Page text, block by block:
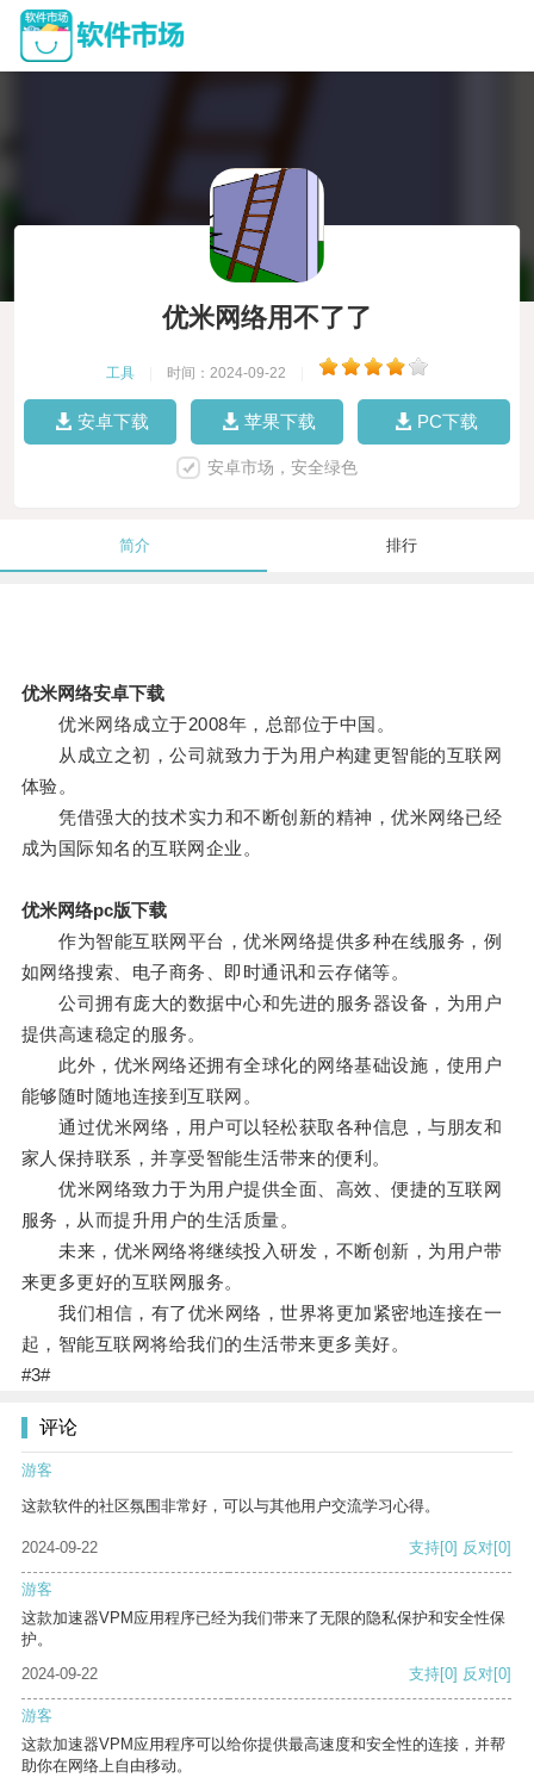
优米网络用不了了
工具 时间：2024-09-22
安卓下载 苹果下载 PC下载
安卓市场，安全绿色
简介 排行
优米网络安卓下载
优米网络成立于2008年，总部位于中国。
从成立之初，公司就致力于为用户构建更智能的互联网
体验。
凭借强大的技术实力和不断创新的精神，优米网络已经
成为国际知名的互联网企业。
优米网络pc版下载
作为智能互联网平台，优米网络提供多种在线服务，例
如网络搜索、电子商务、即时通讯和云存储等。
公司拥有庞大的数据中心和先进的服务器设备，为用户
提供高速稳定的服务。
此外，优米网络还拥有全球化的网络基础设施，使用户
能够随时随地连接到互联网。
通过优米网络，用户可以轻松获取各种信息，与朋友和
家人保持联系，并享受智能生活带来的便利。
优米网络致力于为用户提供全面、高效、便捷的互联网
服务，从而提升用户的生活质量。
未来，优米网络将继续投入研发，不断创新，为用户带
来更多更好的互联网服务。
我们相信，有了优米网络，世界将更加紧密地连接在一
起，智能互联网将给我们的生活带来更多美好。
#3#
评论
游客
这款软件的社区氛围非常好，可以与其他用户交流学习心得。
2024-09-22 支持[0] 反对[0]
游客
这款加速器VPM应用程序已经为我们带来了无限的隐私保护和安全性保
护。
2024-09-22
支持[0] 反对[0]
游客
这款加速器VPM应用程序可以给你提供最高速度和安全性的连接，并帮
助你在网络上自由移动。